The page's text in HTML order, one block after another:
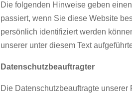
Die folgenden Hinweise geben
passiert, wenn Sie diese Website
persönlich identifiziert werden
unserer unter diesem Text
Datenschutzbeauftragter
Die Datenschutzbeauftragte